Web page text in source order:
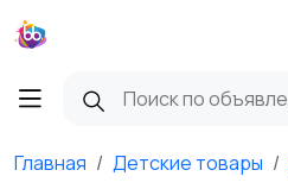
Главная Детские товары